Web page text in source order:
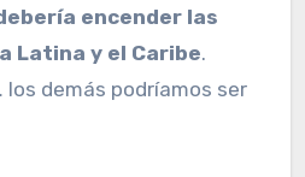
encender las
Latina y el Caribe.
demás podríamos ser